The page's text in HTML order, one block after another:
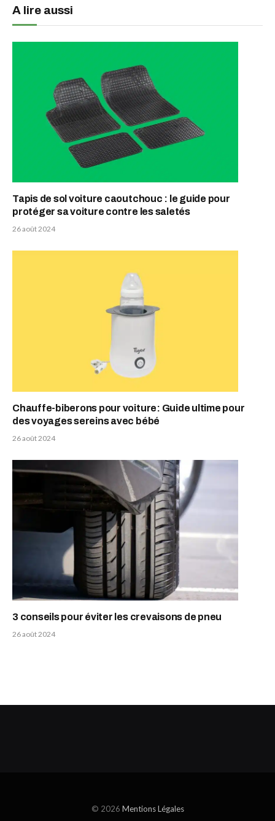
A lire aussi
Tapis de sol voiture caoutchouc : le guide pour
protéger sa voiture contre les saletés
26 août 2024
Chauffe-biberons pour voiture: Guide ultime pour
des voyages sereins avec bébé
26 août 2024
3 conseils pour éviter les crevaisons de pneu
26 août 2024
© 2026 Mentions Légales